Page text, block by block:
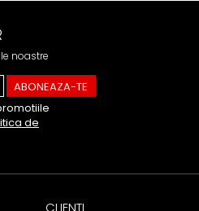
noastre
de
CLIENTI